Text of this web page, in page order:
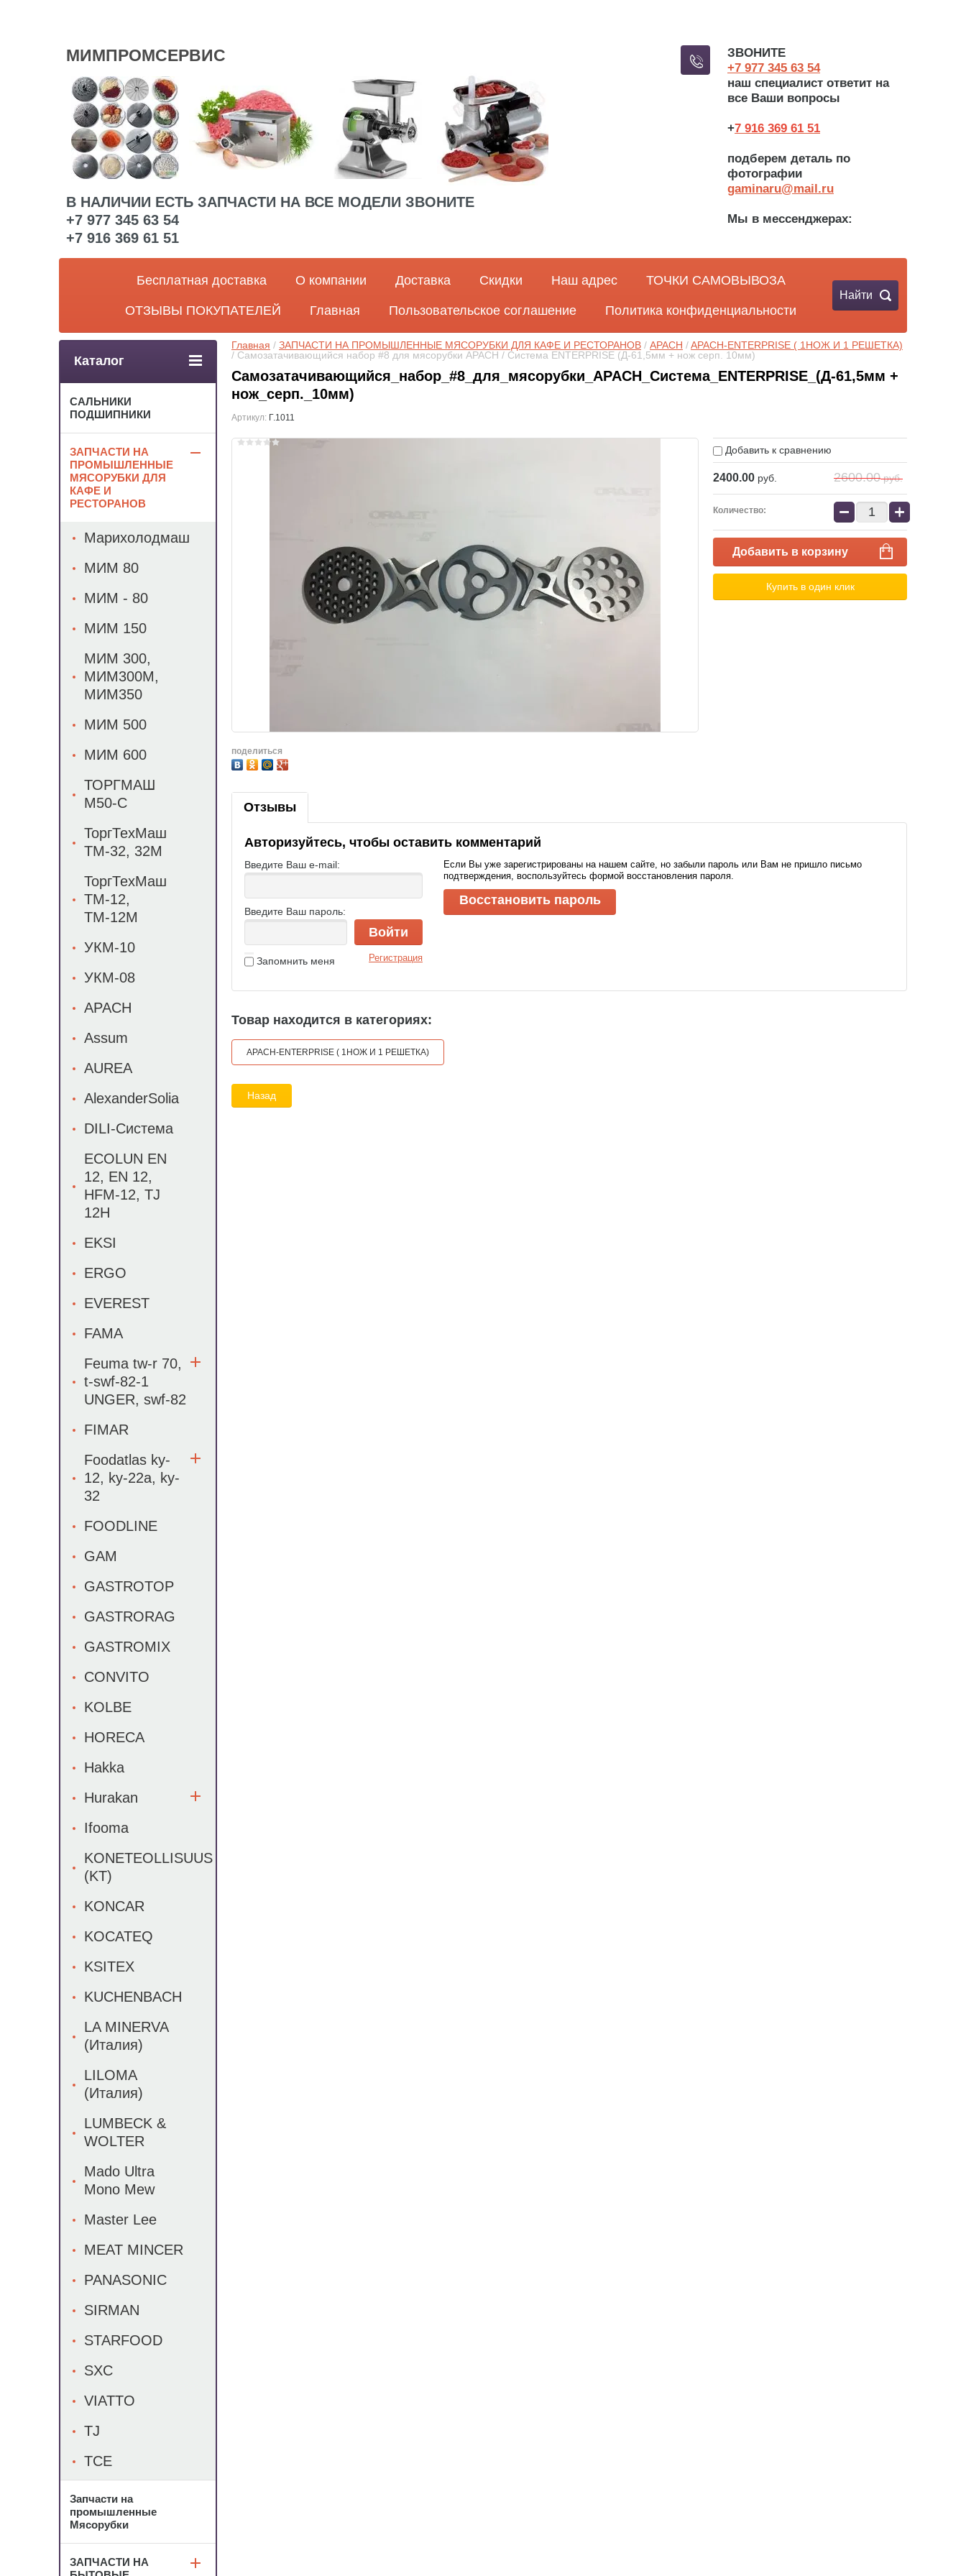
МИМПРОМСЕРВИС
В НАЛИЧИИ ЕСТЬ ЗАПЧАСТИ НА ВСЕ МОДЕЛИ ЗВОНИТЕ
+7 977 345 63 54
+7 916 369 61 51
ЗВОНИТЕ
+7 977 345 63 54
наш специалист ответит на
все Ваши вопросы
+7 916 369 61 51
подберем деталь по
фотографии
gaminaru@mail.ru
Мы в мессенджерах:
Бесплатная доставка О компании Доставка Скидки Наш адрес ТОЧКИ САМОВЫВОЗА
ОТЗЫВЫ ПОКУПАТЕЛЕЙ Главная Пользовательское соглашение Политика конфиденциальности
Найти
Главная / ЗАПЧАСТИ НА ПРОМЫШЛЕННЫЕ МЯСОРУБКИ ДЛЯ КАФЕ И РЕСТОРАНОВ / APACH / APACH-ENTERPRISE ( 1НОЖ И 1 РЕШЕТКА)
/ Самозатачивающийся набор #8 для мясорубки APACH / Система ENTERPRISE (Д-61,5мм + нож серп. 10мм)
Самозатачивающийся_набор_#8_для_мясорубки_APACH_Система_ENTERPRISE_(Д-61,5мм +
нож_серп._10мм)
Артикул: Г.1011
поделиться
Добавить к сравнению
2400.00 руб. 2600.00руб.
Количество: − +
Добавить в корзину
Купить в один клик
Отзывы
Авторизуйтесь, чтобы оставить комментарий
Введите Ваш e-mail:
Введите Ваш пароль:
Войти
Запомнить меня Регистрация
Если Вы уже зарегистрированы на нашем сайте, но забыли пароль или Вам не пришло письмо
подтверждения, воспользуйтесь формой восстановления пароля.
Восстановить пароль
Товар находится в категориях:
APACH-ENTERPRISE ( 1НОЖ И 1 РЕШЕТКА)
Назад
Каталог
САЛЬНИКИ
ПОДШИПНИКИ
ЗАПЧАСТИ НА
ПРОМЫШЛЕННЫЕ
МЯСОРУБКИ ДЛЯ
КАФЕ И
РЕСТОРАНОВ
Марихолодмаш
МИМ 80
МИМ - 80
МИМ 150
МИМ 300,
МИМ300М,
МИМ350
МИМ 500
МИМ 600
ТОРГМАШ
М50-С
ТоргТехМаш
ТМ-32, 32М
ТоргТехМаш
ТМ-12,
ТМ-12М
УКМ-10
УКМ-08
APACH
Assum
AUREA
AlexanderSolia
DILI-Система
ECOLUN EN
12, EN 12,
HFM-12, TJ
12H
EKSI
ERGO
EVEREST
FAMA
Feuma tw-r 70,
t-swf-82-1
UNGER, swf-82
FIMAR
Foodatlas ky-
12, ky-22a, ky-
32
FOODLINE
GAM
GASTROTOP
GASTRORAG
GASTROMIX
CONVITO
KOLBE
HORECA
Hakka
Hurakan
Ifooma
KONETEOLLISUUS
(KT)
KONCAR
KOCATEQ
KSITEX
KUCHENBACH
LA MINERVA
(Италия)
LILOMA
(Италия)
LUMBECK &
WOLTER
Mado Ultra
Mono Mew
Master Lee
MEAT MINCER
PANASONIC
SIRMAN
STARFOOD
SXC
VIATTO
TJ
TCE
Запчасти на
промышленные
Мясорубки
ЗАПЧАСТИ НА